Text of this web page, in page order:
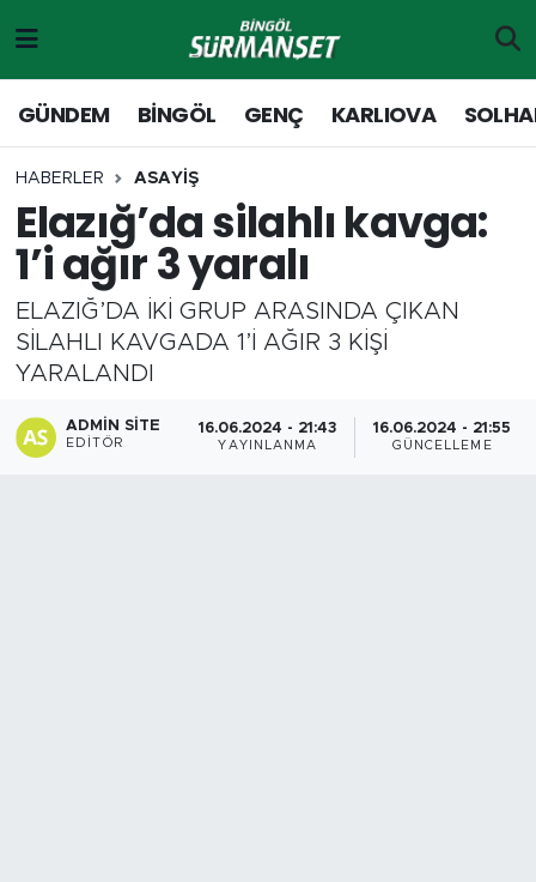
GÜNDEM BİNGÖL GENÇ KARLIOVA
HABERLER ASAYİŞ
Elazığ’da silahlı kavga:
1’i ağır 3 yaralı
ELAZIĞ’DA İKİ GRUP ARASINDA ÇIKAN
SİLAHLI KAVGADA 1’İ AĞIR 3 KİŞİ
YARALANDI
ADMIN SITE
EDITÖR
16.06.2024 - 21:43
YAYINLANMA
16.06.2024 - 21:55
GÜNCELLEME
Genç
Solhan
Karlıova
Adaklı-Kiğı
Merkez Hava Durumu
Merkez Trafik Yoğunluk Haritası
Süper Lig Puan Durumu ve Fikstür
Tüm Manşetler